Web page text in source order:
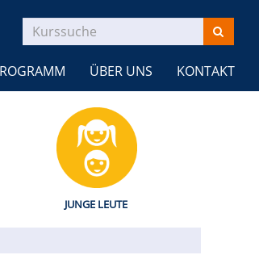
ÜBER UNS KONTAKT
JUNGE LEUTE